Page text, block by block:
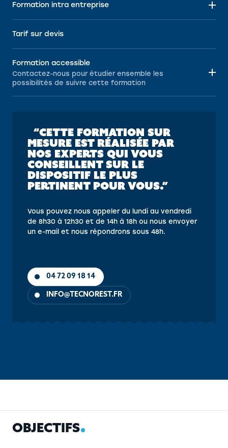
Formation intra entreprise
Tarif sur devis
Formation accessible
Contactez-nous pour étudier ensemble les
possibilités de suivre cette formation
“CETTE FORMATION SUR
MESURE EST RÉALISÉE PAR
NOS EXPERTS QUI VOUS
CONSEILLENT SUR LE
DISPOSITIF LE PLUS
PERTINENT POUR VOUS.”
Vous pouvez nous appeler du lundi au vendredi
de 8h30 à 12h30 et de 14h à 18h ou nous envoyer
un e-mail et nous répondrons sous 48h.
04 72 09 18 14
INFO@TECNOREST.FR
OBJECTIFS